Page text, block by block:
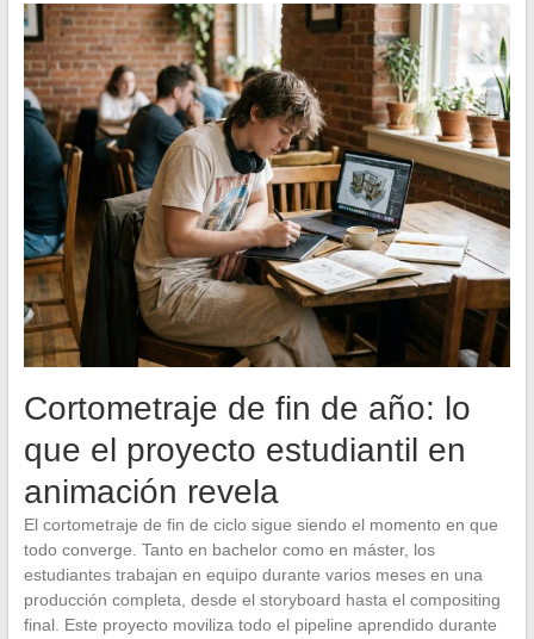
Cortometraje de fin de año: lo
que el proyecto estudiantil en
animación revela
El cortometraje de fin de ciclo sigue siendo el momento en que
todo converge. Tanto en bachelor como en máster, los
estudiantes trabajan en equipo durante varios meses en una
producción completa, desde el storyboard hasta el compositing
final. Este proyecto moviliza todo el pipeline aprendido durante